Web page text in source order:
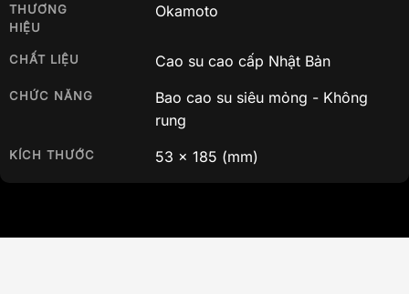
THƯƠNG
HIỆU
Okamoto
CHẤT LIỆU Cao su cao cấp Nhật Bản
CHỨC NĂNG
Bao cao su siêu mỏng - Không
rung
KÍCH THƯỚC 53 x 185 (mm)